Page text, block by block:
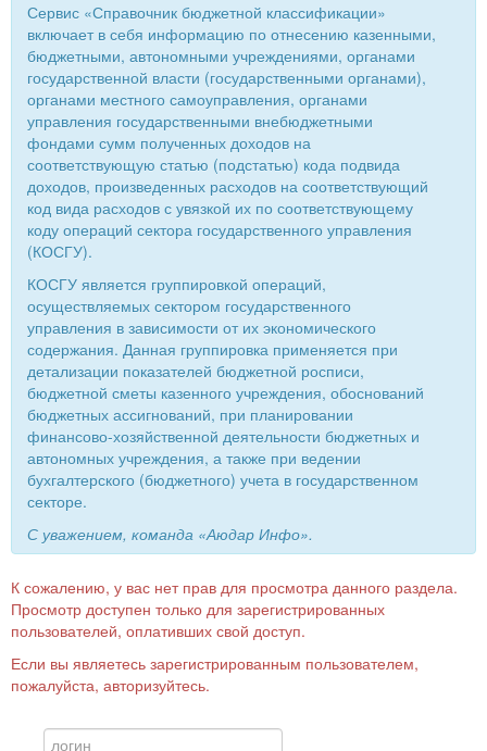
Сервис «Справочник бюджетной классификации»
включает в себя информацию по отнесению казенными,
бюджетными, автономными учреждениями, органами
государственной власти (государственными органами),
органами местного самоуправления, органами
управления государственными внебюджетными
фондами сумм полученных доходов на
соответствующую статью (подстатью) кода подвида
доходов, произведенных расходов на соответствующий
код вида расходов с увязкой их по соответствующему
коду операций сектора государственного управления
(КОСГУ).
КОСГУ является группировкой операций,
осуществляемых сектором государственного
управления в зависимости от их экономического
содержания. Данная группировка применяется при
детализации показателей бюджетной росписи,
бюджетной сметы казенного учреждения, обоснований
бюджетных ассигнований, при планировании
финансово-хозяйственной деятельности бюджетных и
автономных учреждения, а также при ведении
бухгалтерского (бюджетного) учета в государственном
секторе.
С уважением, команда «Аюдар Инфо».
К сожалению, у вас нет прав для просмотра данного раздела.
Просмотр доступен только для зарегистрированных
пользователей, оплативших свой доступ.
Если вы являетесь зарегистрированным пользователем,
пожалуйста, авторизуйтесь.